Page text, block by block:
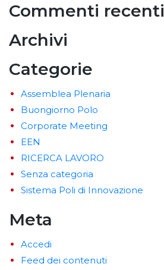
Commenti recenti
Archivi
Categorie
Assemblea Plenaria
Buongiorno Polo
Corporate Meeting
EEN
RICERCA LAVORO
Senza categoria
Sistema Poli di Innovazione
Meta
Accedi
Feed dei contenuti